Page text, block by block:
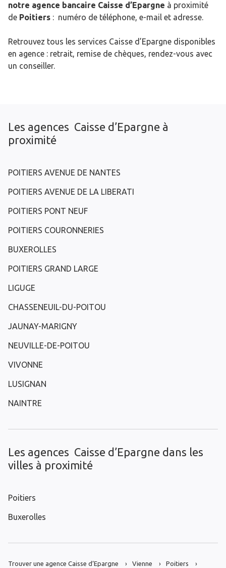
notre agence bancaire Caisse d’Epargne à proximité
de Poitiers : numéro de téléphone, e-mail et adresse.
Retrouvez tous les services Caisse d’Epargne disponibles
en agence : retrait, remise de chèques, rendez-vous avec
un conseiller.
Les agences Caisse d’Epargne à
proximité
POITIERS AVENUE DE NANTES
POITIERS AVENUE DE LA LIBERATI
POITIERS PONT NEUF
POITIERS COURONNERIES
BUXEROLLES
POITIERS GRAND LARGE
LIGUGE
CHASSENEUIL-DU-POITOU
JAUNAY-MARIGNY
NEUVILLE-DE-POITOU
VIVONNE
LUSIGNAN
NAINTRE
Les agences Caisse d’Epargne dans les
villes à proximité
Poitiers
Buxerolles
Trouver une agence Caisse d’Epargne Vienne Poitiers